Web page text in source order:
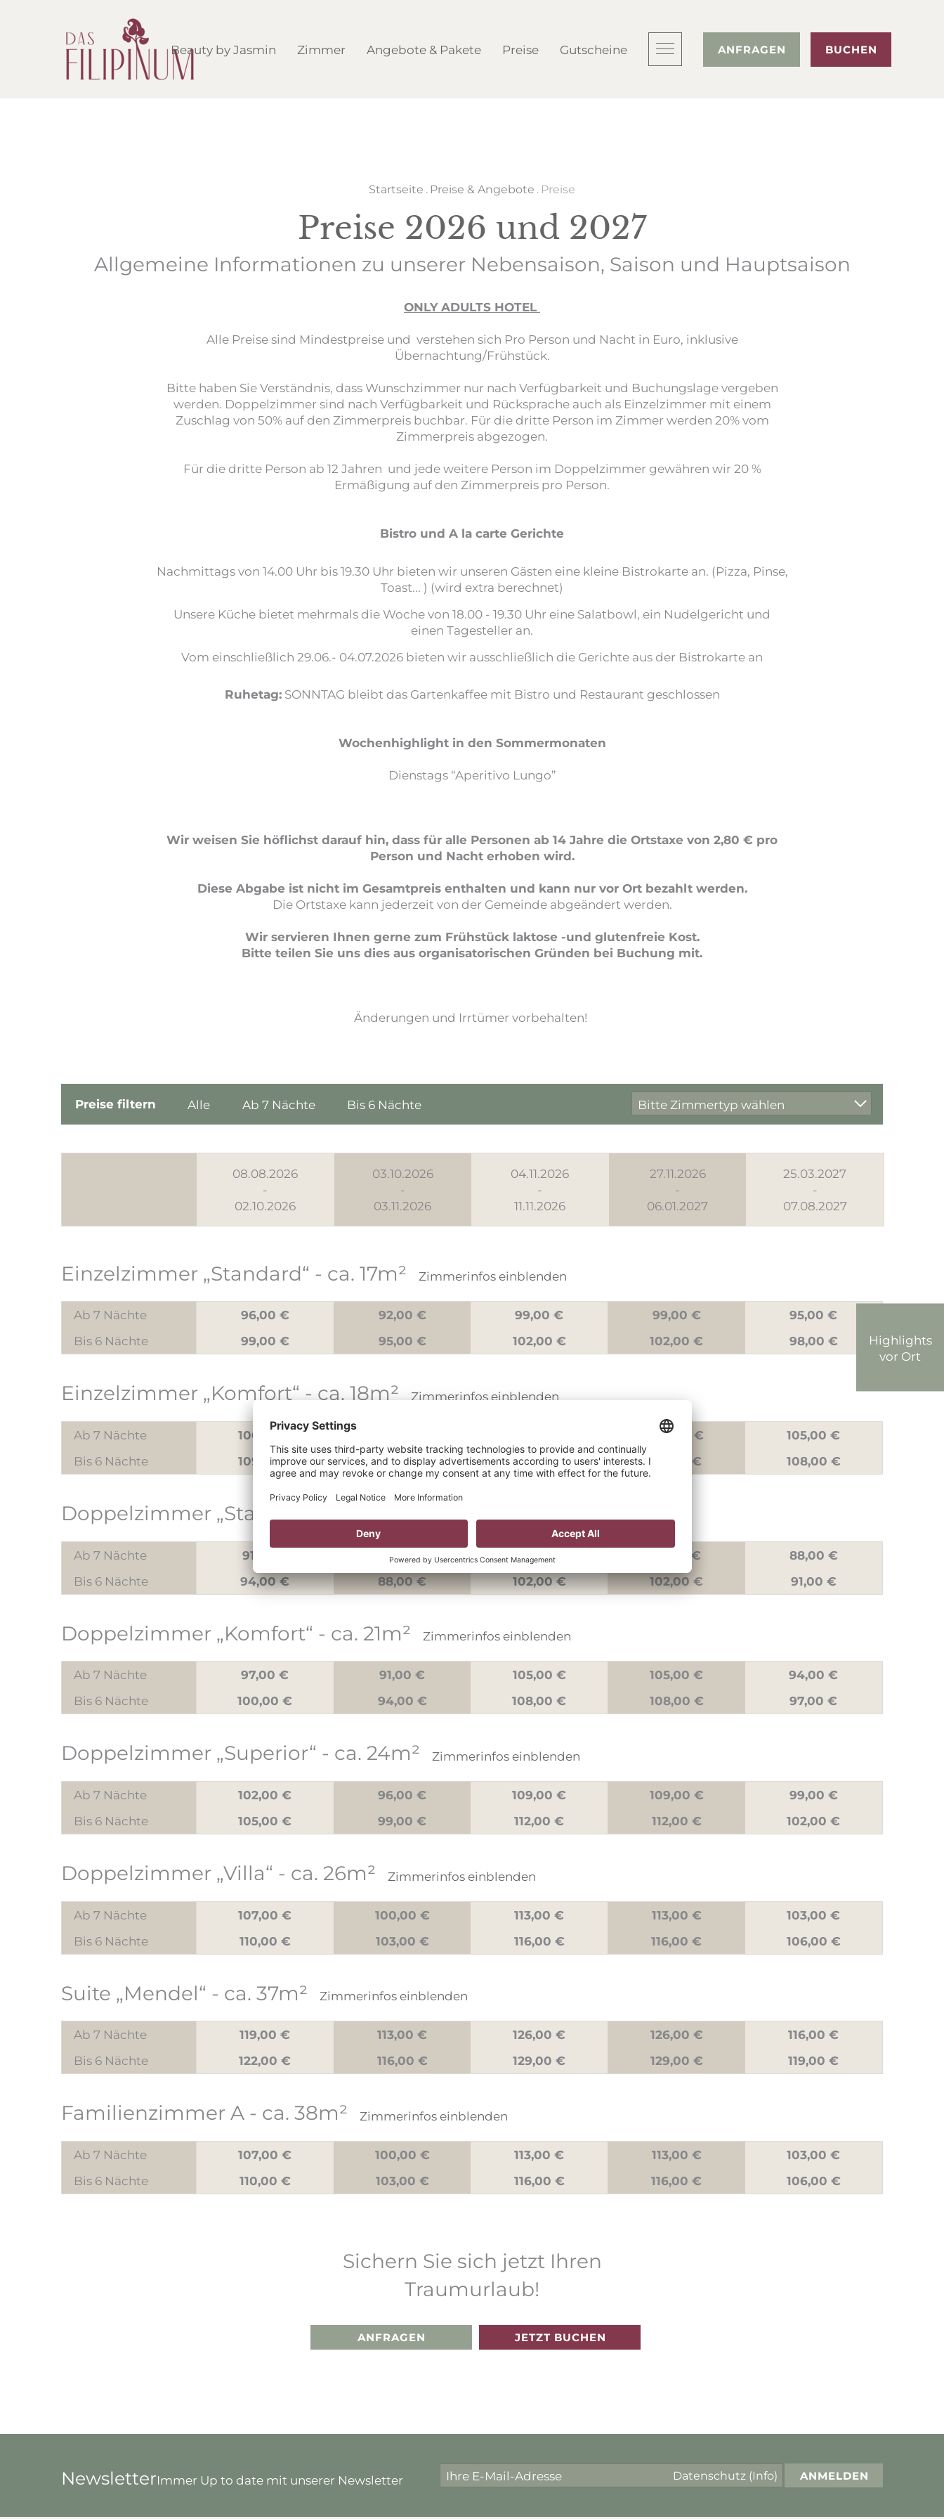
Beauty by Jasmin Zimmer Angebote & Pakete Preise Gutscheine ANFRAGEN BUCHEN
Startseite . Preise & Angebote . Preise
Preise 2026 und 2027
Allgemeine Informationen zu unserer Nebensaison, Saison und Hauptsaison
ONLY ADULTS HOTEL
Alle Preise sind Mindestpreise und verstehen sich Pro Person und Nacht in Euro, inklusive
Übernachtung/Frühstück.
Bitte haben Sie Verständnis, dass Wunschzimmer nur nach Verfügbarkeit und Buchungslage vergeben
werden. Doppelzimmer sind nach Verfügbarkeit und Rücksprache auch als Einzelzimmer mit einem
Zuschlag von 50% auf den Zimmerpreis buchbar. Für die dritte Person im Zimmer werden 20% vom
Zimmerpreis abgezogen.
Für die dritte Person ab 12 Jahren und jede weitere Person im Doppelzimmer gewähren wir 20 %
Ermäßigung auf den Zimmerpreis pro Person.
Bistro und A la carte Gerichte
Nachmittags von 14.00 Uhr bis 19.30 Uhr bieten wir unseren Gästen eine kleine Bistrokarte an. (Pizza, Pinse,
Toast... ) (wird extra berechnet)
Unsere Küche bietet mehrmals die Woche von 18.00 - 19.30 Uhr eine Salatbowl, ein Nudelgericht und
einen Tagesteller an.
Vom einschließlich 29.06.- 04.07.2026 bieten wir ausschließlich die Gerichte aus der Bistrokarte an
Ruhetag:SONNTAG bleibt das Gartenkaffee mit Bistro und Restaurant geschlossen
Wochenhighlight in den Sommermonaten
Dienstags “Aperitivo Lungo”
Wir weisen Sie höflichst darauf hin, dass für alle Personen ab 14 Jahre die Ortstaxe von 2,80 € pro
Person und Nacht erhoben wird.
Diese Abgabe ist nicht im Gesamtpreis enthalten und kann nur vor Ort bezahlt werden.
Die Ortstaxe kann jederzeit von der Gemeinde abgeändert werden.
Wir servieren Ihnen gerne zum Frühstück laktose -und glutenfreie Kost.
Bitte teilen Sie uns dies aus organisatorischen Gründen bei Buchung mit.
Änderungen und Irrtümer vorbehalten!
Preise filtern Alle Ab 7 Nächte Bis 6 Nächte Bitte Zimmertyp wählen
08.08.2026
-
02.10.2026
03.10.2026
-
03.11.2026
04.11.2026
-
11.11.2026
27.11.2026
-
06.01.2027
25.03.2027
-
07.08.2027
Einzelzimmer „Standard“ - ca. 17m² Zimmerinfos einblenden
Ab 7 Nächte
Bis 6 Nächte
96,00 € 92,00 € 99,00 € 99,00 €
95,00 €
99,00 €
95,00 € 102,00 € 102,00 € 98,00 €
Einzelzimmer „Komfort“ - ca. 18m² Zimmerinfos einblenden
Ab 7 Nächte
Bis 6 Nächte
106,00 € 109,00 €
105,00 €
109,00 €
105,00 € 112,00 € 112,00 € 108,00 €
Doppelzimmer „Standard“ Zimmerinfos einblenden
Ab 7 Nächte
Bis 6 Nächte
91,00 € 85,00 € 99,00 € 99,00 €
88,00 €
94,00 €
88,00 € 102,00 € 102,00 € 91,00 €
Doppelzimmer „Komfort“ - ca. 21m² Zimmerinfos einblenden
Ab 7 Nächte
Bis 6 Nächte
97,00 € 91,00 € 105,00 € 105,00 €
94,00 €
100,00 €
94,00 € 108,00 € 108,00 € 97,00 €
Doppelzimmer „Superior“ - ca. 24m² Zimmerinfos einblenden
Ab 7 Nächte
Bis 6 Nächte
102,00 € 96,00 € 109,00 € 109,00 €
99,00 €
105,00 €
99,00 € 112,00 € 112,00 € 102,00 €
Doppelzimmer „Villa“ - ca. 26m² Zimmerinfos einblenden
Ab 7 Nächte
Bis 6 Nächte
107,00 € 100,00 € 113,00 € 113,00 €
103,00 €
110,00 €
103,00 € 116,00 € 116,00 € 106,00 €
Suite „Mendel“ - ca. 37m² Zimmerinfos einblenden
Ab 7 Nächte
Bis 6 Nächte
119,00 € 113,00 € 126,00 € 126,00 €
116,00 €
122,00 €
116,00 € 129,00 € 129,00 € 119,00 €
Familienzimmer A - ca. 38m² Zimmerinfos einblenden
Ab 7 Nächte
Bis 6 Nächte
107,00 € 100,00 € 113,00 € 113,00 €
103,00 €
110,00 €
103,00 € 116,00 € 116,00 € 106,00 €
Sichern Sie sich jetzt Ihren
Traumurlaub!
ANFRAGEN JETZT BUCHEN
NewsletterImmer Up to date mit unserer Newsletter Datenschutz (Info) ANMELDEN
Highlights
vor Ort